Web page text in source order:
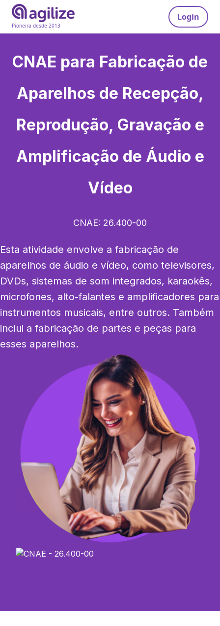
Pioneira desde 2013
Login
CNAE para Fabricação de
Aparelhos de Recepção,
Reprodução, Gravação e
Amplificação de Áudio e
Vídeo
CNAE: 26.400-00
Esta atividade envolve a fabricação de
aparelhos de áudio e vídeo, como televisores,
DVDs, sistemas de som integrados, karaokês,
microfones, alto-falantes e amplificadores para
instrumentos musicais, entre outros. Também
inclui a fabricação de partes e peças para
esses aparelhos.